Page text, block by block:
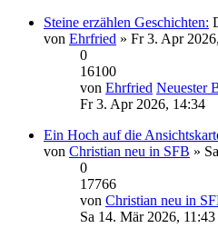
Steine erzählen Geschichten:
von Ehrfried » Fr 3. Apr
0
16100
von Ehrfried Neuester
Fr 3. Apr 2026, 14:34
Ein Hoch auf die
von Christian neu in SFB »
0
17766
von Christian neu in
Sa 14. Mär 2026, 11:43